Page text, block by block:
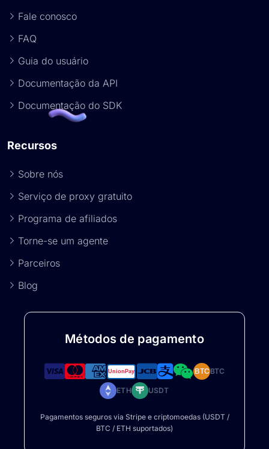
Fale conosco
FAQ
Guia do usuário
Documentação da API
Documentação do SDK
Recursos
Sobre nós
Serviço de proxy gratuito
Programa de afiliados
Torne-se um agente
Parceiros
Blog
Métodos de pagamento
BTCBTC
ETH USDT
Pagamentos seguros via Stripe e criptomoedas (USDT /
BTC / ETH suportados)